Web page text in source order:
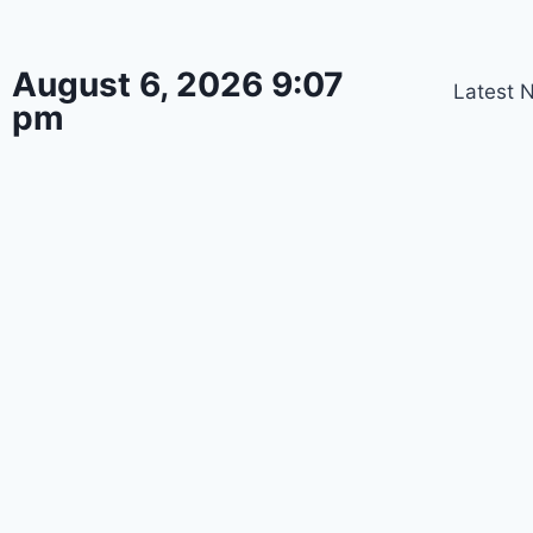
August 6, 2026 9:07
pm
Latest